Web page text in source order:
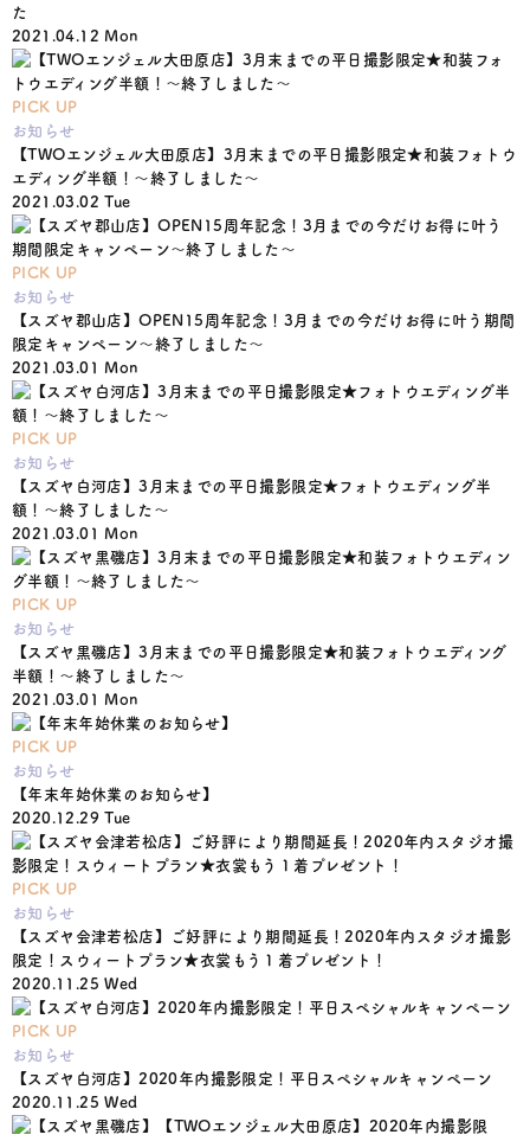
た
2021.04.12 Mon
PICK UP
お知らせ
【TWOエンジェル大田原店】3月末までの平日撮影限定★和装フォトウ
エディング半額！〜終了しました〜
2021.03.02 Tue
PICK UP
お知らせ
【スズヤ郡山店】OPEN15周年記念！3月までの今だけお得に叶う期間
限定キャンペーン〜終了しました〜
2021.03.01 Mon
PICK UP
お知らせ
【スズヤ白河店】3月末までの平日撮影限定★フォトウエディング半
額！〜終了しました〜
2021.03.01 Mon
PICK UP
お知らせ
【スズヤ黒磯店】3月末までの平日撮影限定★和装フォトウエディング
半額！〜終了しました〜
2021.03.01 Mon
PICK UP
お知らせ
【年末年始休業のお知らせ】
2020.12.29 Tue
PICK UP
お知らせ
【スズヤ会津若松店】ご好評により期間延長！2020年内スタジオ撮影
限定！スウィートプラン★衣裳もう１着プレゼント！
2020.11.25 Wed
PICK UP
お知らせ
【スズヤ白河店】2020年内撮影限定！平日スペシャルキャンペーン
2020.11.25 Wed